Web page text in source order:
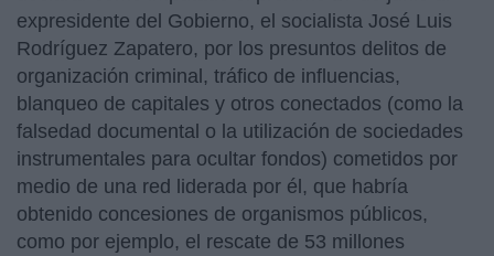
expresidente del Gobierno, el socialista José Luis
Rodríguez Zapatero, por los presuntos delitos de
organización criminal, tráfico de influencias,
blanqueo de capitales y otros conectados (como la
falsedad documental o la utilización de sociedades
instrumentales para ocultar fondos) cometidos por
medio de una red liderada por él, que habría
obtenido concesiones de organismos públicos,
como por ejemplo, el rescate de 53 millones